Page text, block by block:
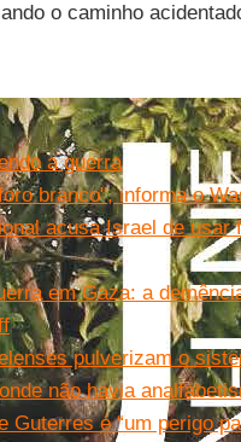
o caminho
a guerra
branco", informa o
acusa Israel de
em Gaza: a
pulverizam o
não havia
Guterres é “um perigo